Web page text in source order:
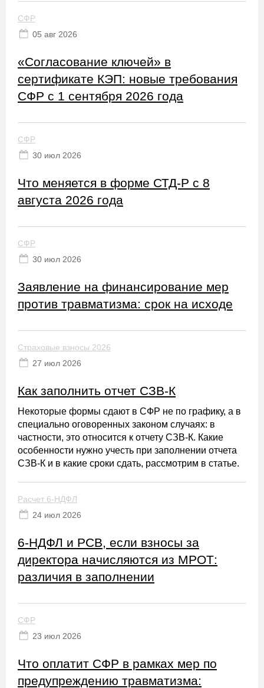
СФР
05 авг 2026
«Согласование ключей» в
сертификате КЭП: новые требования
СФР с 1 сентября 2026 года
СФР
30 июл 2026
Что меняется в форме СТД-Р с 8
августа 2026 года
СФР
30 июл 2026
Заявление на финансирование мер
против травматизма: срок на исходе
Страховые взносы 2026
27 июл 2026
Как заполнить отчет СЗВ-К
Некоторые формы сдают в СФР не по графику, а в
специально оговоренных законом случаях: в
частности, это относится к отчету СЗВ-К. Какие
особенности нужно учесть при заполнении отчета
СЗВ-К и в какие сроки сдать, рассмотрим в статье.
Расчет 6-НДФЛ
24 июл 2026
6-НДФЛ и РСВ, если взносы за
директора начисляются из МРОТ:
различия в заполнении
СФР
23 июл 2026
Что оплатит СФР в рамках мер по
предупреждению травматизма: